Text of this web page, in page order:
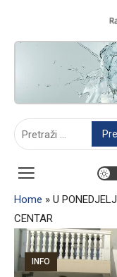
Home » U
CENTAR
INFO